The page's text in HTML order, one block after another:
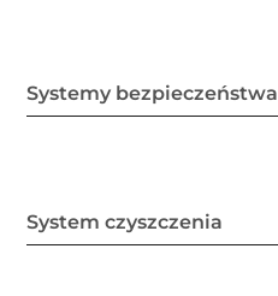
Systemy bezpieczeństwa
System czyszczenia